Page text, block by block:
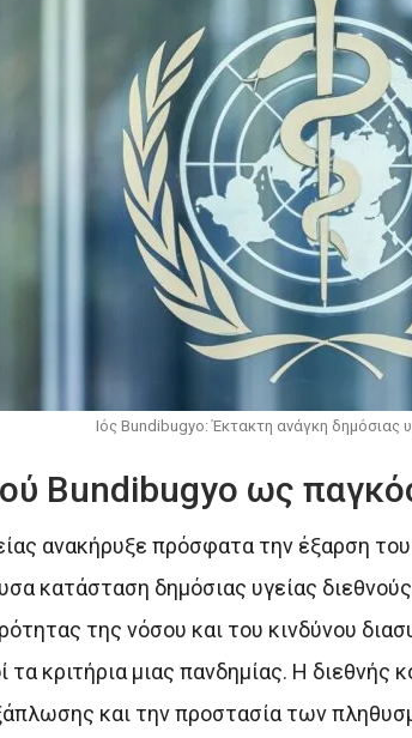
Ιός Bundibugyo: Έκτακτη ανάγκη δημόσιας
Bundibugyo ως
ανακήρυξε πρόσφατα την έξαρση
κατάσταση δημόσιας υγείας
της νόσου και του κινδύνου
κριτήρια μιας πανδημίας. Η διεθνής
και την προστασία των